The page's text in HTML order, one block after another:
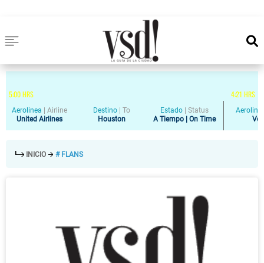
5:00HRS 4:21 HRS
Aerolinea
Airline
United Airlines
Destino
To
Houston
Estado
Status
A Tiempo | On Time
INICIO # FLANS